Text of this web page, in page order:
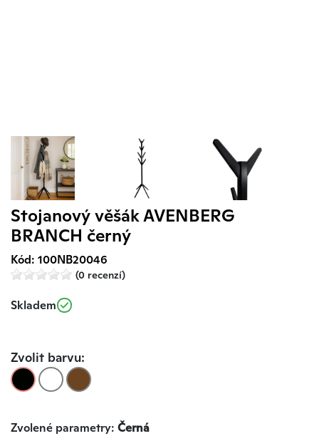
Stojanový věšák AVENBERG
BRANCH černý
Kód: 100NB20046
(0 recenzí)
Skladem
Zvolit barvu:
Zvolené parametry: Černá